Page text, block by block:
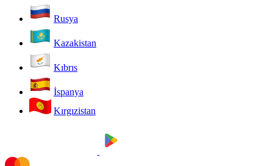
Rusya
Kazakistan
Kıbrıs
İspanya
Kırgızistan